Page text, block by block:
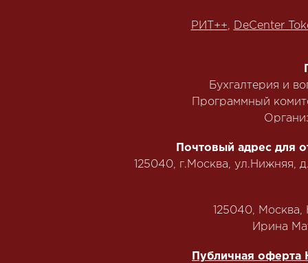
РИТ++, DeCenter
Бухгалтерия и
Программный
Почтовый адрес для
125040, г.Москва, ул.Нижняя,
125040,
‭Ирина
Публичная оферта